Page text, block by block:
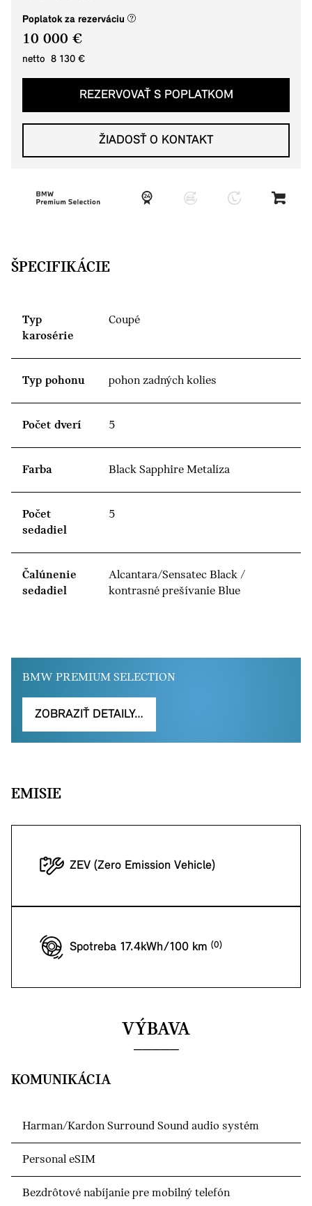
Poplatok za rezerváciu (nové okno)
10 000 €
netto 8 130 €
REZERVOVAŤ S POPLATKOM
ŽIADOSŤ O KONTAKT
ŠPECIFIKÁCIE
Typ
karosérie
Coupé
Typ pohonu pohon zadných kolies
Počet dverí 5
Farba Black Sapphire Metalíza
Počet
sedadiel
5
Čalúnenie
sedadiel
Alcantara/Sensatec Black /
kontrasné prešívanie Blue
BMW PREMIUM SELECTION
ZOBRAZIŤ DETAILY…
EMISIE
ZEV (Zero Emission Vehicle)
Spotreba 17.4kWh/100 km
VÝBAVA
KOMUNIKÁCIA
Harman/Kardon Surround Sound audio systém
Personal eSIM
Bezdrôtové nabíjanie pre mobilný telefón